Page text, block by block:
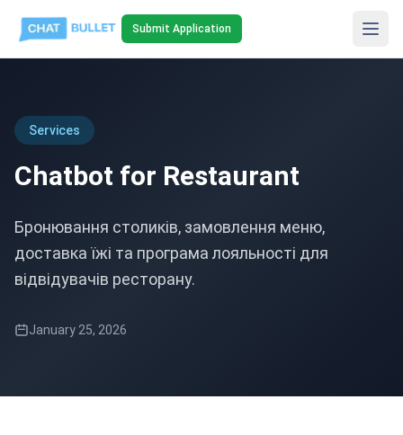
Submit Application
Services
Chatbot for Restaurant
Бронювання столиків, замовлення меню,
доставка їжі та програма лояльності для
відвідувачів ресторану.
January 25, 2026